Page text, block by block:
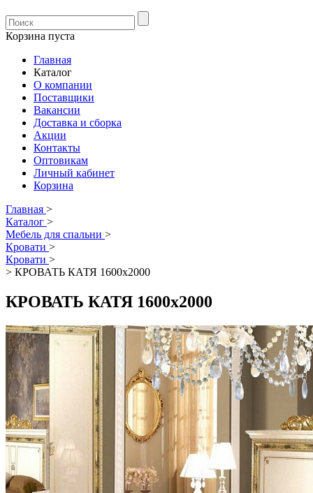
Корзина пуста
Главная
Каталог
О компании
Поставщики
Вакансии
Доставка и сборка
Акции
Контакты
Оптовикам
Личный кабинет
Корзина
Главная >
Каталог >
Мебель для спальни >
Кровати >
Кровати >
> КРОВАТЬ КАТЯ 1600х2000
КРОВАТЬ КАТЯ 1600х2000